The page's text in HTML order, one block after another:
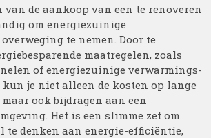
van de aankoop van een te renoveren
om energiezuinige
te nemen. Door te
maatregelen, zoals
of energiezuinige verwarmings-
kun je niet alleen de kosten op lange
ook bijdragen aan een
Het is een slimme zet om
te denken aan energie-efficiëntie,